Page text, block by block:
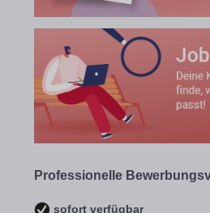
Professionelle
sofort verfügbar